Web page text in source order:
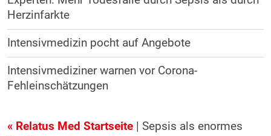
Herzinfarkte
Intensivmedizin pocht auf Angebote
Intensivmediziner warnen vor Corona-
Fehleinschätzungen
« Relatus Med Startseite| Sepsis als enormes